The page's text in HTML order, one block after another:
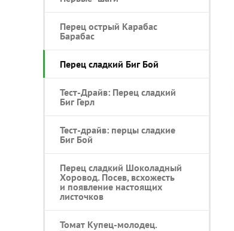
Перец острый Карабас
Барабас
Перец сладкий Биг Бой
Тест-Драйв: Перец сладкий
Биг Герл
Тест-драйв: перцы сладкие
Биг Бой
Перец сладкий Шоколадный
Хоровод. Посев, всхожесть
и появление настоящих
листочков
Томат Купец-молодец.